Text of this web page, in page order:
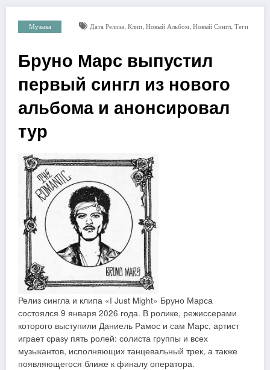
Музыка Дата Релиза, Клип, Новый Альбом, Новый Сингл, Теги
Бруно Марс выпустил
первый сингл из нового
альбома и анонсировал
тур
Релиз сингла и клипа «I Just Might» Бруно Марса
состоялся 9 января 2026 года. В ролике, режиссерами
которого выступили Даниель Рамос и сам Марс, артист
играет сразу пять ролей: солиста группы и всех
музыкантов, исполняющих танцевальный трек, а также
появляющегося ближе к финалу оператора.